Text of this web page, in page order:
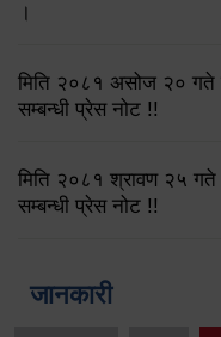
।
मिति २०८१ असोज २० गते
सम्बन्धी प्रेस नोट !!
मिति २०८१ श्रावण २५ गते
सम्बन्धी प्रेस नोट !!
जानकारी